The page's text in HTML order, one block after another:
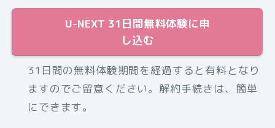
U-NEXT 31日間無料体験に申
し込む
31日間の無料体験期間を経過すると有料となり
ますのでご留意ください。解約手続きは、簡単
にできます。